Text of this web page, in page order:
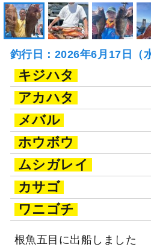
釣行日：2026年6月17日（
キジハタ
アカハタ
メバル
ホウボウ
ムシガレイ
カサゴ
ワニゴチ
根魚五目に出船しました